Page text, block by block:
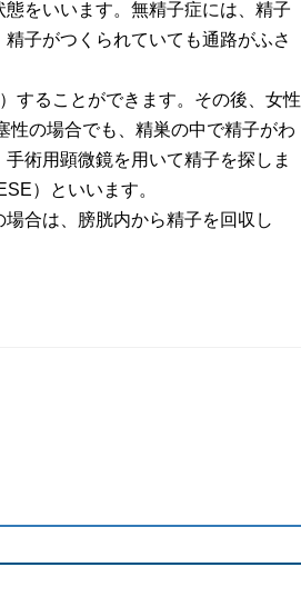
をいいます。無精子症には、精子
子がつくられていても通路がふさ
することができます。その後、女性
性の場合でも、精巣の中で精子がわ
術用顕微鏡を用いて精子を探しま
）といいます。
合は、膀胱内から精子を回収し